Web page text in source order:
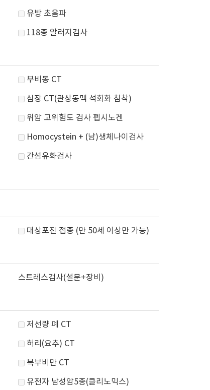
유방 초음파
118종 알러지검사
부비동 CT
심장 CT(관상동맥 석회화 침착)
위암 고위험도 검사 펩시노겐
Homocystein + (남)생체나이검사
간섬유화검사
대상포진 접종 (만 50세 이상만 가능)
스트레스검사(설문+장비)
저선량 폐 CT
허리(요추) CT
복부비만 CT
유전자 남성암5종(클리노믹스)